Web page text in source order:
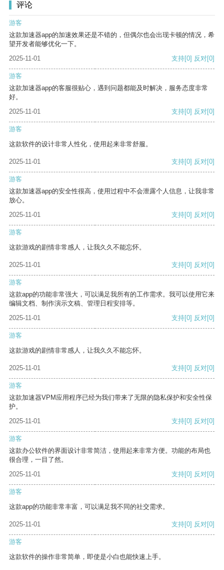
评论
游客
这款加速器app的加速效果还是不错的，但偶尔也会出现卡顿的情况，希
望开发者能够优化一下。
2025-11-01
支持[0] 反对[0]
游客
这款加速器app的客服很贴心，遇到问题都能及时解决，服务态度非常
好。
2025-11-01
支持[0] 反对[0]
游客
这款软件的设计非常人性化，使用起来非常舒服。
2025-11-01 支持[0] 反对[0]
游客
这款加速器app的安全性很高，使用过程中不会泄露个人信息，让我非常
放心。
2025-11-01
支持[0] 反对[0]
游客
这款游戏的剧情非常感人，让我久久不能忘怀。
2025-11-01 支持[0] 反对[0]
游客
这款app的功能非常强大，可以满足我所有的工作需求。我可以使用它来
编辑文档、制作演示文稿、管理日程安排等。
2025-11-01
支持[0] 反对[0]
游客
这款游戏的剧情非常感人，让我久久不能忘怀。
2025-11-01 支持[0] 反对[0]
游客
这款加速器VPM应用程序已经为我们带来了无限的隐私保护和安全性保
护。
2025-11-01
支持[0] 反对[0]
游客
这款办公软件的界面设计非常简洁，使用起来非常方便。功能的布局也
很合理，一目了然。
2025-11-01
支持[0] 反对[0]
游客
这款app的功能非常丰富，可以满足我不同的社交需求。
2025-11-01 支持[0] 反对[0]
游客
这款软件的操作非常简单，即使是小白也能快速上手。